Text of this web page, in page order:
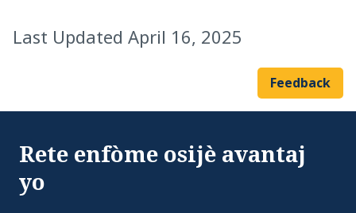
Last Updated April 16, 2025
Feedback
Rete enfòme osijè avantaj
yo